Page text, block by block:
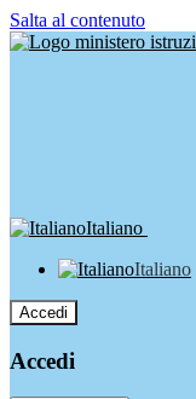
Salta al contenuto
Italiano
Italiano
Accedi
Accedi